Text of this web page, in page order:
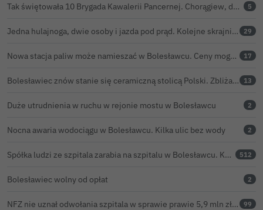
Tak świętowała 10 Brygada Kawalerii Pancernej. Chorągiew, defilada i pokaz lotniczy 5
Jedna hulajnoga, dwie osoby i jazda pod prąd. Kolejne skrajnie nieodpowiedzialne zachowanie na ulicach Bolesławca 29
Nowa stacja paliw może namieszać w Bolesławcu. Ceny mogą być niższe nawet o 30 groszy na litrze 17
Bolesławiec znów stanie się ceramiczną stolicą Polski. Zbliża się 32. Święto Ceramiki 13
Duże utrudnienia w ruchu w rejonie mostu w Bolesławcu 2
Nocna awaria wodociągu w Bolesławcu. Kilka ulic bez wody 2
Spółka ludzi ze szpitala zarabia na szpitalu w Bolesławcu. Kwoty pozostają tajne 512
Bolesławiec wolny od opłat 2
NFZ nie uznał odwołania szpitala w sprawie prawie 5,9 mln zł. Barczyk: rozważamy sąd 99